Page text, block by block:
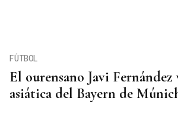
El ourensano Javi Fernández
asiática del Bayern de
FÚTBOL